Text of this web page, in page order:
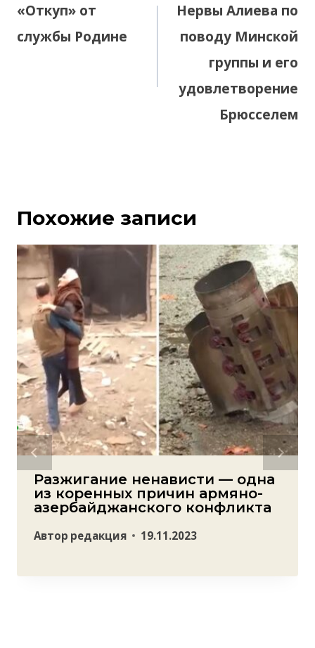
записям
«Откуп» от
службы Родине
Нервы Алиева по
поводу Минской
группы и его
удовлетворение
Брюсселем
Похожие записи
Разжигание ненависти — одна
из коренных причин армяно-
азербайджанского конфликта
Автор редакция 19.11.2023